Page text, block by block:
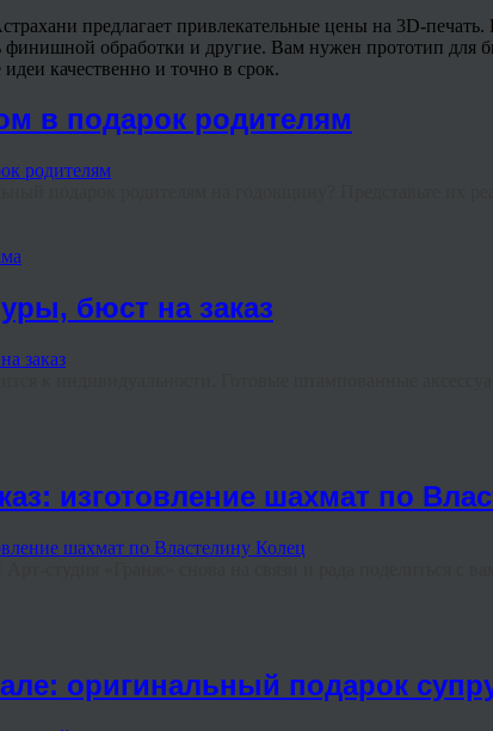
предлагает привлекательные цены на 3D-
финишной обработки и другие. Вам нужен прототип
качественно и точно в срок.
в подарок родителям
бюст на заказ
изготовление шахмат по
оригинальный подарок